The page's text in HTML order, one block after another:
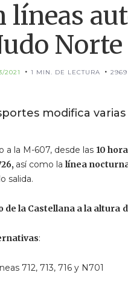
Norte
2021 1 MIN. DE LECTURA
modifica
a la M-607, desde las 10
así como la línea
salida.
de la Castellana a la altura
:
712, 713, 716 y N701